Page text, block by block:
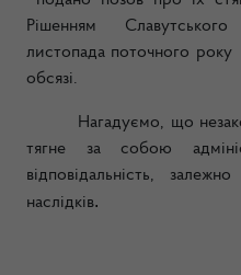
Рішенням Славутського
листопада поточного
обсязі.
Нагадуємо, що
тягне за собою
відповідальність,
наслідків.